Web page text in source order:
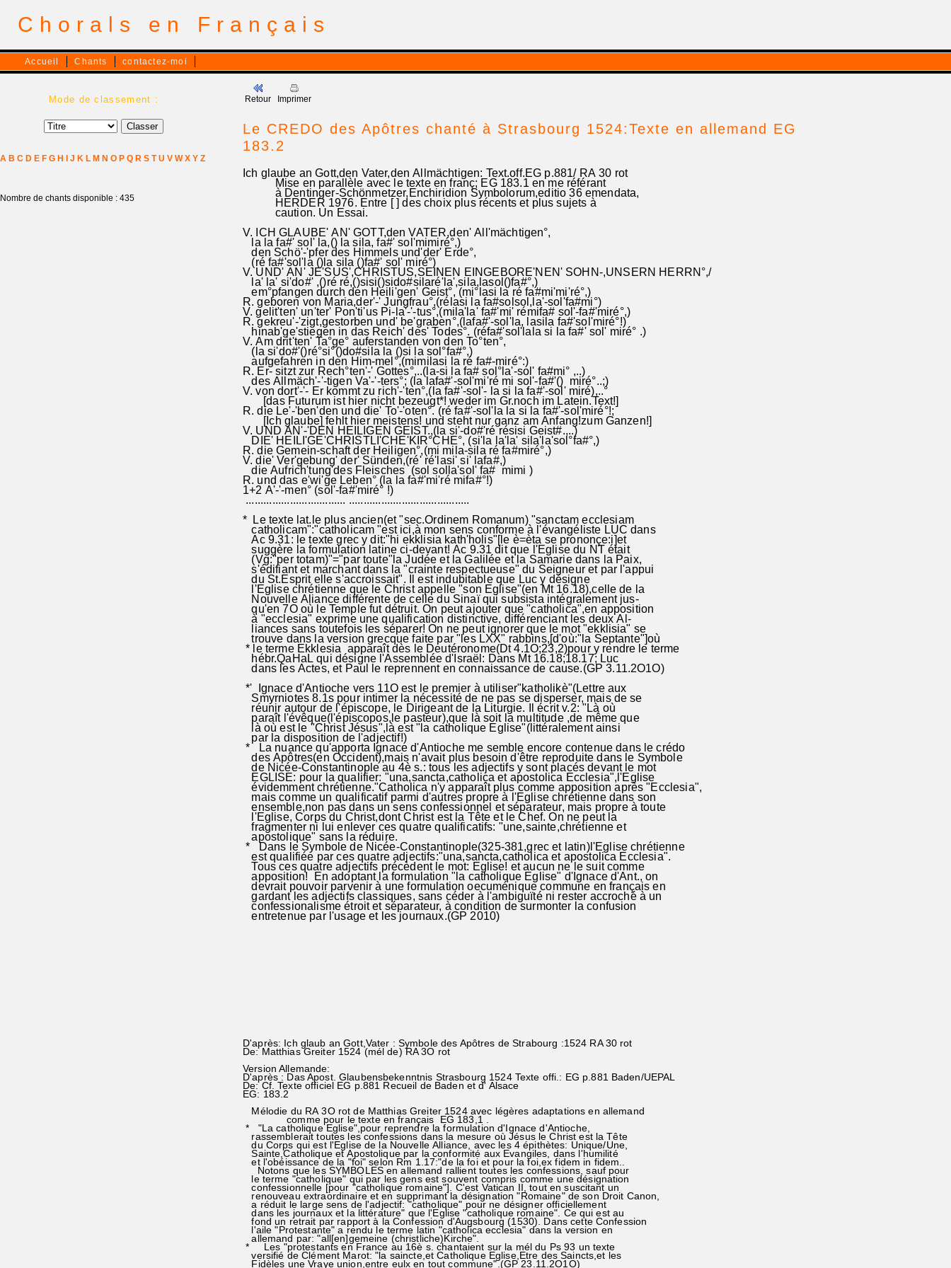
Chorals en Français
Accueil Chants contactez-moi
Mode de classement :
A B C D E F G H J K L M N O P Q R S T U V W X Y Z
Nombre de chants disponible : 435
Retour Imprimer
Le CREDO des Apôtres chanté à Strasbourg 1524:Texte en allemand EG
183.2
Ich glaube an Gott,den Vater,den Allmächtigen: Text.off.EG p.881/ RA 30 rot
Mise en parallèle avec le texte en franç; EG 183.1 en me référant
à Dentinger-Schönmetzer,Enchiridion Symbolorum,editio 36 emendata,
HERDER 1976. Entre [ ] des choix plus récents et plus sujets à
caution. Un Essai.
V. ICH GLAUBE' AN' GOTT,den VATER,den' All'mächtigen°,
la la fa#' sol' la,() la sila, fa#' sol'mimiré°,)
den Schö'-'pfer des Himmels und'der' Erde°,
(ré fa#'sol'la ()la sila ()fa#' sol' miré°)
V. UND' AN' JE'SUS',CHRISTUS,SEINEN EINGEBORE'NEN' SOHN-,UNSERN HERRN°,/
la' la' si'do#' ,()ré ré,()sisi()sido#silaré'la',sila,lasol()fa#°,)
em°pfangen durch den Heili'gen' Geist°, (mi°lasi la ré fa#mi'mi'ré°,)
R. geboren von Maria,der'-' Jungfrau°,(rélasi la fa#solsol,la'-sol'fa#mi°)
V. gelit'ten' un'ter' Pon'ti'us Pi-la'-'-tus°,(mila'la' fa#'mi' rémifa# sol'-fa#'miré°,)
R. gekreu'-'zigt,gestorben und' be'graben°,(lafa#'-sol'la, lasila fa#'sol'miré°!)
hinab'ge'stiegen in das Reich' des' Todes°. (réfa#'sol'lala si la fa#' sol' miré° .)
V. Am drit'ten' Ta°ge° auferstanden von den To°ten°,
(la si'do#'()ré°si°()do#sila la ()si la sol°fa#°,)
aufgefahren in den Him-mel°,(mimilasi la ré fa#-miré°:)
R. Er- sitzt zur Rech°ten'-' Gottes°,..(la-si la fa# sol°la'-sol' fa#mi° ,..)
des Allmäch'-'-tigen Va'-'-ters°; (la lafa#'-sol'mi'ré mi sol'-fa#'() miré°..;)
V. von dort'-'- Er kommt zu rich'-'ten°,(la fa#'-sol'- la si la fa#'-sol' miré),..°
[das Futurum ist hier nicht bezeugt*! weder im Gr.noch im Latein.Text!]
R. die Le'-'ben'den und die' To'-'oten°. (ré fa#'-sol'la la si la fa#'-sol'miré°!;
[Ich glaube] fehlt hier meistens! und steht nur ganz am Anfang!zum Ganzen!]
V. UND AN'-'DEN HEILIGEN GEIST.,(la si'-do#'ré résisi Geist#.,..)
DIE' HEILI'GE'CHRISTLI'CHE'KIR°CHE°, (si'la la'la' sila'la'sol°fa#°,)
R. die Gemein-schaft der Heiligen°,(mi mila-sila ré fa#miré°,)
V. die' Ver'gebung' der' Sünden,(ré' ré'lasi' si' lafa#,)
die Aufrich'tung'des Fleisches (sol solla'sol' fa# mimi )
R. und das e'wi'ge Leben° (la la fa#'mi'ré mifa#°!)
1+2 A'-'-men° (sol'-fa#'miré° !)
.................................. .........................................
* Le texte lat.le plus ancien(et "sec.Ordinem Romanum) "sanctam ecclesiam
catholicam":"catholicam "est ici,à mon sens conforme à l'évangéliste LUC dans
Ac 9.31: le texte grec y dit:"hi ekklisia kath'holis"[le è=èta se prononçe:i]et
suggère la formulation latine ci-devant! Ac 9.31 dit que l'Eglise du NT était
(Vg:"per totam)"="par toute"la Judée et la Galilée et la Samarie dans la Paix,
s'édifiant et marchant dans la "crainte respectueuse" du Seigneur et par l'appui
du St.Esprit elle s'accroissait". Il est indubitable que Luc y désigne
l'Eglise chrétienne que le Christ appelle "son Eglise"(en Mt 16.18),celle de la
Nouvelle Aliance différente de celle du Sinaï qui subsista intégralement jus-
qu'en 7O où le Temple fut détruit. On peut ajouter que "catholica",en apposition
à "ecclesia" exprime une qualification distinctive, différenciant les deux Al-
liances sans toutefois les séparer! On ne peut ignorer que le mot "ekklisia" se
trouve dans la version grecque faite par "les LXX" rabbins,[d'où:"la Septante"]où
* le terme Ekklesia apparaît dès le Deutéronome(Dt 4.1O;23,2)pour y rendre le terme
hébr.QaHaL qui désigne l'Assemblée d'Israël: Dans Mt 16.18;18.17; Luc
dans les Actes, et Paul le reprennent en connaissance de cause.(GP 3.11.2O1O)
*' Ignace d'Antioche vers 11O est le premier à utiliser"katholikè"(Lettre aux
Smyrniotes 8.1s pour intimer la nécessité de ne pas se disperser, mais de se
réunir autour de l'épiscope, le Dirigeant de la Liturgie. Il écrit v.2: "Là où
paraît l'évêque(l'épiscopos,le pasteur),que là soit la multitude ,de même que
là où est le "Christ Jésus",là est "la catholique Eglise"(littéralement ainsi
par la disposition de l'adjectif!)
* La nuance qu'apporta Ignace d'Antioche me semble encore contenue dans le crédo
des Apôtres(en Occident),mais n'avait plus besoin d'être reproduite dans le Symbole
de Nicée-Constantinople au 4è s.: tous les adjectifs y sont placés devant le mot
EGLISE: pour la qualifier: "una,sancta,catholica et apostolica Ecclesia",l'Eglise
évidemment chrétienne."Catholica n'y apparaît plus comme apposition après "Ecclesia",
mais comme un qualificatif parmi d'autres propre à l'Eglise chrétienne dans son
ensemble,non pas dans un sens confessionnel et séparateur, mais propre à toute
l'Eglise, Corps du Christ,dont Christ est la Tête et le Chef. On ne peut la
fragmenter ni lui enlever ces quatre qualificatifs: "une,sainte,chrétienne et
apostolique" sans la réduire.
* Dans le Symbole de Nicée-Constantinople(325-381,grec et latin)l'Eglise chrétienne
est qualifiée par ces quatre adjectifs:"una,sancta,catholica et apostolica Ecclesia".
Tous ces quatre adjectifs précèdent le mot: Eglise! et aucun ne le suit comme
apposition! En adoptant la formulation "la catholique Eglise" d'Ignace d'Ant., on
devrait pouvoir parvenir à une formulation oecuménique commune en français en
gardant les adjectifs classiques, sans céder à l'ambiguïté ni rester accroché à un
confessionalisme étroit et séparateur, à condition de surmonter la confusion
entretenue par l'usage et les journaux.(GP 2010)
D'après: Ich glaub an Gott,Vater : Symbole des Apôtres de Strabourg :1524 RA 30 rot
De: Matthias Greiter 1524 (mél de) RA 3O rot
Version Allemande:
D'après : Das Apost. Glaubensbekenntnis Strasbourg 1524 Texte offi.: EG p.881 Baden/UEPAL
De: Cf. Texte officiel EG p.881 Recueil de Baden et d' Alsace
EG: 183.2
Mélodie du RA 3O rot de Matthias Greiter 1524 avec légères adaptations en allemand
comme pour le texte en français EG 183,1 .
* "La catholique Eglise",pour reprendre la formulation d'Ignace d'Antioche,
rassemblerait toutes les confessions dans la mesure où Jésus le Christ est la Tête
du Corps qui est l'Eglise de la Nouvelle Alliance, avec les 4 épithètes: Unique/Une,
Sainte,Catholique et Apostolique par la conformité aux Evangiles, dans l'humilité
et l'obéissance de la "foi" selon Rm 1.17:"de la foi et pour la foi,ex fidem in fidem..
Notons que les SYMBOLES en allemand rallient toutes les confessions, sauf pour
le terme "catholique" qui par les gens est souvent compris comme une désignation
confessionnelle [pour "catholique romaine"]. C'est Vatican II, tout en suscitant un
renouveau extraordinaire et en supprimant la désignation "Romaine" de son Droit Canon,
a réduit le large sens de l'adjectif: "catholique" pour ne désigner officiellement
dans les journaux et la littérature" que l'Eglise "catholique romaine". Ce qui est au
fond un retrait par rapport à la Confession d'Augsbourg (1530). Dans cette Confession
l'aile "Protestante" a rendu le terme latin "catholica ecclesia" dans la version en
allemand par: "all[en]gemeine (christliche)Kirche".
* Les "protestants en France au 16è s. chantaient sur la mél du Ps 93 un texte
versifié de Clément Marot: "la saincte,et Catholique Eglise,Etre des Saincts,et les
Fidèles une Vraye union,entre eulx en tout commune".(GP 23.11.2O1O)